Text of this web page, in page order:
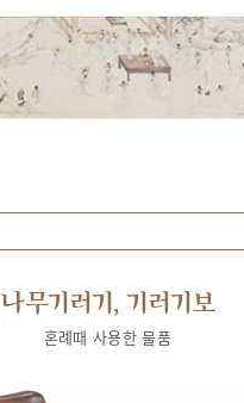
나무기러기, 기러기보
혼례때 사용한 물품